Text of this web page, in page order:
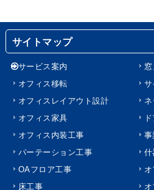
サイトマップ
サービス案内
オフィス移転
オフィスレイアウト設計
オフィス家具
オフィス内装工事
パーテーション工事
OAフロア工事
床工事
サ
事
什